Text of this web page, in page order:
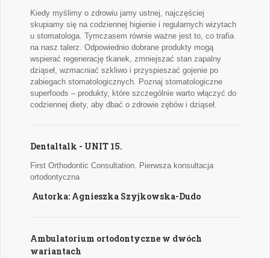
Kiedy myślimy o zdrowiu jamy ustnej, najczęściej
skupiamy się na codziennej higienie i regularnych wizytach
u stomatologa. Tymczasem równie ważne jest to, co trafia
na nasz talerz. Odpowiednio dobrane produkty mogą
wspierać regenerację tkanek, zmniejszać stan zapalny
dziąseł, wzmacniać szkliwo i przyspieszać gojenie po
zabiegach stomatologicznych. Poznaj stomatologiczne
superfoods – produkty, które szczególnie warto włączyć do
codziennej diety, aby dbać o zdrowie zębów i dziąseł.
Dentaltalk - UNIT 15.
First Orthodontic Consultation. Pierwsza konsultacja
ortodontyczna
Autorka: Agnieszka Szyjkowska-Dudo
Ambulatorium ortodontyczne w dwóch
wariantach